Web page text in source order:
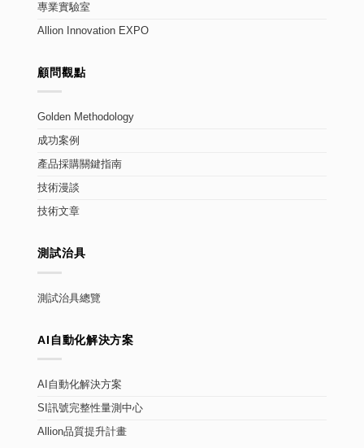
專業實驗室
Allion Innovation EXPO
顧問觀點
Golden Methodology
成功案例
產品採購關鍵指南
技術漫談
技術文章
測試治具
測試治具總覽
AI自動化解決方案
AI自動化解決方案
SI訊號完整性量測中心
Allion品質提升計畫